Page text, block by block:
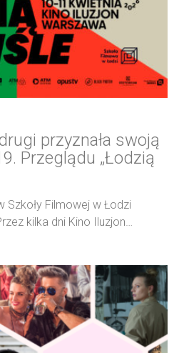
przyznała swoją
Przeglądu „Łodzią
Szkoły Filmowej w Łodzi
kilka dni Kino Iluzjon…